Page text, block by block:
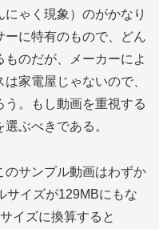
ゃく現象）のがかなり
ーに特有のもので、どん
のだが、メーカーによ
家電屋じゃないので、
。もし動画を重視する
ぶべきである。
のサンプル動画はわずか
サイズが129MBにもな
イズに換算すると